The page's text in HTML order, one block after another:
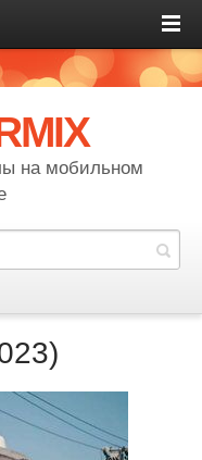
на мобильном